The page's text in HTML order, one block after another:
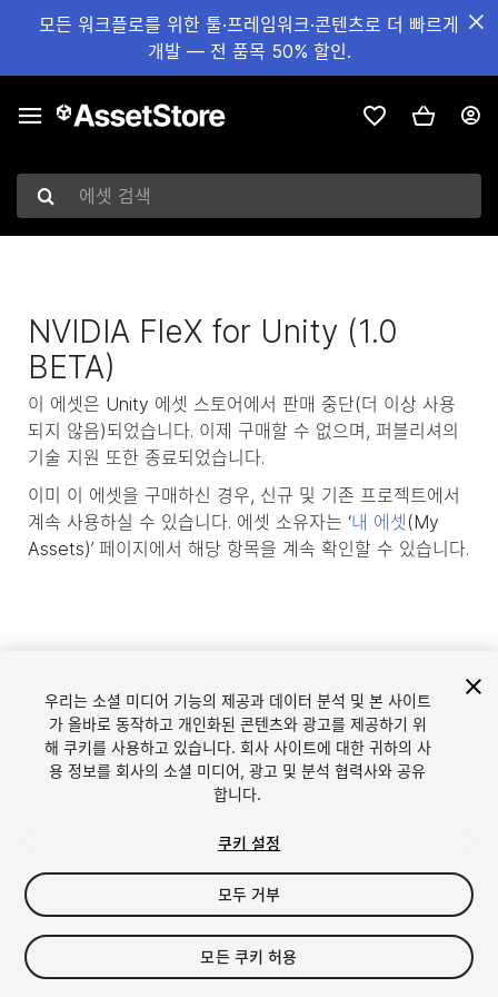
모든 워크플로를 위한 툴·프레임워크·콘텐츠로 더 빠르게
개발 — 전 품목 50% 할인.
에셋 검색
NVIDIA FleX for Unity (1.0
BETA)
이 에셋은 Unity 에셋 스토어에서 판매 중단(더 이상 사용
되지 않음)되었습니다. 이제 구매할 수 없으며, 퍼블리셔의
기술 지원 또한 종료되었습니다.
이미 이 에셋을 구매하신 경우, 신규 및 기존 프로젝트에서
계속 사용하실 수 있습니다. 에셋 소유자는 ‘내 에셋 (My
Assets)’ 페이지에서 해당 항목을 계속 확인할 수 있습니다.
简体中文
日本語
Unity에서 에셋 판매
에셋 등록 가이드라인
퍼블리셔 로그인
자주 묻는 질문
우리는 소셜 미디어 기능의 제공과 데이터 분석 및 본 사이트
가 올바로 동작하고 개인화된 콘텐츠와 광고를 제공하기 위
해 쿠키를 사용하고 있습니다. 회사 사이트에 대한 귀하의 사
용 정보를 회사의 소셜 미디어, 광고 및 분석 협력사와 공유
합니다.
쿠키 설정
모두 거부
모든 쿠키 허용